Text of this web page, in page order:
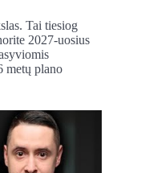
Tai tiesiog
2027-uosius
metų plano